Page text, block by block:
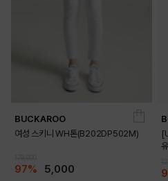
BUCKAROO
여성 스키니 WH톤(B202DP502M)
97% 5,000